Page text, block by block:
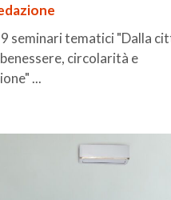
seminari tematici "Dalla
circolarità e
...